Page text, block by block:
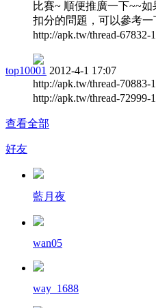
比賽~ 順便推廣一下~~
扣分的問題，可以參考
http://apk.tw/thread-
top10001 2012-4-1 17:07
http://apk.tw/thread-
http://apk.tw/thread-
查看全部
好友
藍月夜
wan05
way_1688